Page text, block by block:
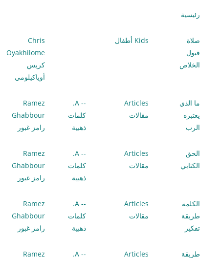
رئيسية
صلاة
قبول
الخلاص
Kids أطفال
Chris
Oyakhilome
كريس
أوياكيلومي
ما الذي
يعتبره
الرب
Articles
مقالات
-- A.
كلمات
ذهبية
Ramez
Ghabbour
رامز غبور
الحق
الكتابي
Articles
مقالات
-- A.
كلمات
ذهبية
Ramez
Ghabbour
رامز غبور
الكلمة
طريقة
تفكير
Articles
مقالات
-- A.
كلمات
ذهبية
Ramez
Ghabbour
رامز غبور
طريقة
Articles
-- A.
Ramez